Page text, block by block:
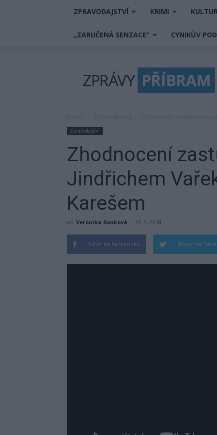
ZPRAVODAJSTVÍ KRIMI
„ZARUČENÁ SENZACE“ CYNIKŮV
Příbram
Zpravodajství
Zhodnocení
Jindřichem
Karešem
od Veronika Bonková - 21. 3. 2018
Sdílet na Facebooku Tweet na